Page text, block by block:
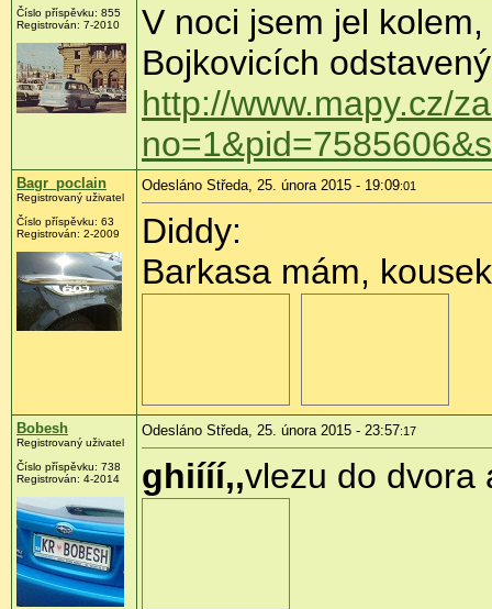
Číslo příspěvku: 855
Registrován: 7-2010
V noci jsem jel
Bojkovicích
http://www.mapy.cz/
Bagr_poclain
Registrovaný uživatel
Číslo příspěvku: 63
Registrován: 2-2009
Odesláno Středa, 25. února 2015 - 19:09:01
Diddy:
Barkasa mám,
Bobesh
Registrovaný uživatel
Číslo příspěvku: 738
Registrován: 4-2014
Odesláno Středa, 25. února 2015 - 23:57:17
ghiííí,,vlezu do dvora